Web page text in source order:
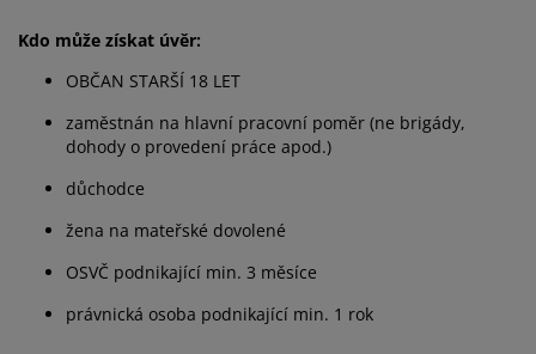
Kdo může získat úvěr:
OBČAN STARŠÍ 18 LET
zaměstnán na hlavní pracovní poměr (ne brigády,
dohody o provedení práce apod.)
důchodce
žena na mateřské dovolené
OSVČ podnikající min. 3 měsíce
právnická osoba podnikající min. 1 rok